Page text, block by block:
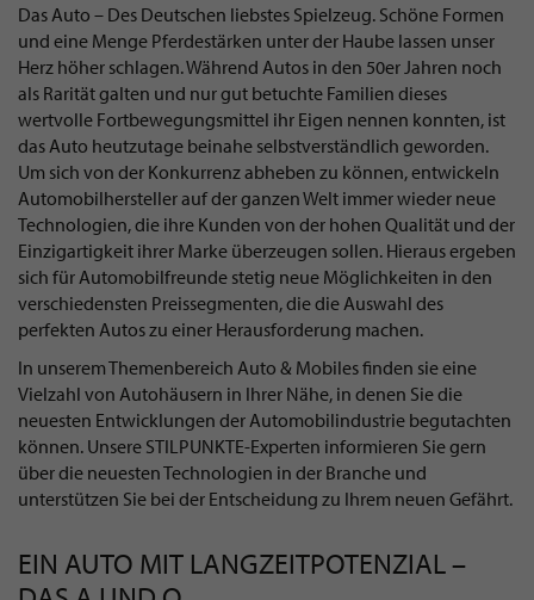
Das Auto – Des Deutschen liebstes Spielzeug. Schöne Formen
und eine Menge Pferdestärken unter der Haube lassen unser
Herz höher schlagen. Während Autos in den 50er Jahren noch
als Rarität galten und nur gut betuchte Familien dieses
wertvolle Fortbewegungsmittel ihr Eigen nennen konnten, ist
das Auto heutzutage beinahe selbstverständlich geworden.
Um sich von der Konkurrenz abheben zu können, entwickeln
Automobilhersteller auf der ganzen Welt immer wieder neue
Technologien, die ihre Kunden von der hohen Qualität und der
Einzigartigkeit ihrer Marke überzeugen sollen. Hieraus ergeben
sich für Automobilfreunde stetig neue Möglichkeiten in den
verschiedensten Preissegmenten, die die Auswahl des
perfekten Autos zu einer Herausforderung machen.
In unserem Themenbereich Auto & Mobiles finden sie eine
Vielzahl von Autohäusern in Ihrer Nähe, in denen Sie die
neuesten Entwicklungen der Automobilindustrie begutachten
können. Unsere STILPUNKTE-Experten informieren Sie gern
über die neuesten Technologien in der Branche und
unterstützen Sie bei der Entscheidung zu Ihrem neuen Gefährt.
EIN AUTO MIT LANGZEITPOTENZIAL –